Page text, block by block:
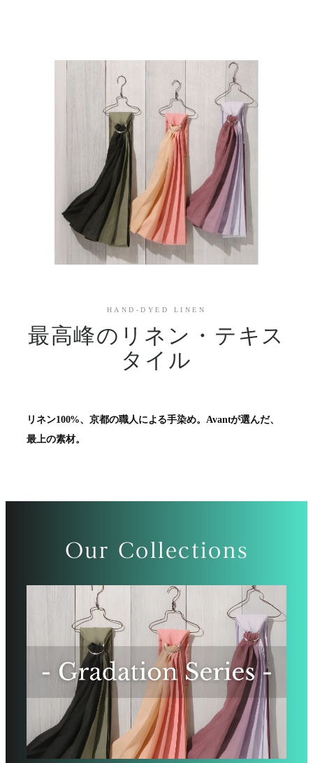
HAND-DYED LINEN
最高峰のリネン・テキス
タイル
リネン100%、京都の職人による手染め。Avantが選んだ、
最上の素材。
Our Collections